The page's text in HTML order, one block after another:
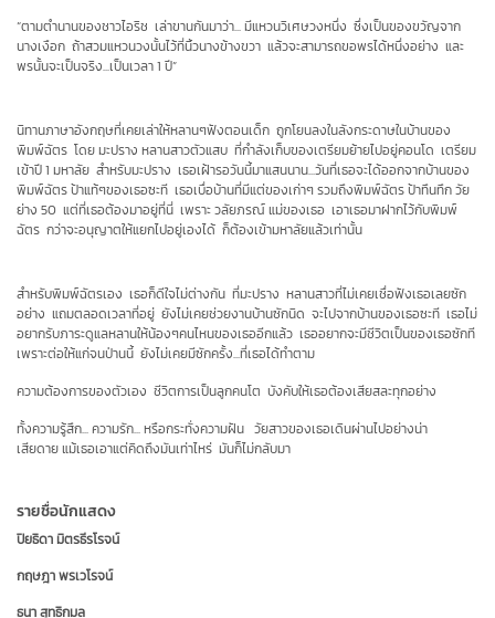
“ตามตำนานของชาวไอริช เล่าขานกันมาว่า... มีแหวนวิเศษวงหนึ่ง ซึ่งเป็นของขวัญจาก
นางเงือก ถ้าสวมแหวนวงนั้นไว้ที่นิ้วนางข้างขวา แล้วจะสามารถขอพรได้หนึ่งอย่าง และ
พรนั้นจะเป็นจริง...เป็นเวลา 1 ปี”
นิทานภาษาอังกฤษที่เคยเล่าให้หลานๆฟังตอนเด็ก ถูกโยนลงในลังกระดาษในบ้านของ
พิมพ์ฉัตร โดยมะปราง หลานสาวตัวแสบ ที่กำลังเก็บของเตรียมย้ายไปอยู่คอนโด เตรียม
เข้าปี 1 มหาลัย สำหรับมะปราง เธอเฝ้ารอวันนี้มาแสนนาน...วันที่เธอจะได้ออกจากบ้านของ
พิมพ์ฉัตร ป้าแท้ๆของเธอซะที เธอเบื่อบ้านที่มีแต่ของเก่าๆ รวมถึงพิมพ์ฉัตร ป้าทึนทึก วัย
ย่าง 50 แต่ที่เธอต้องมาอยู่ที่นี่ เพราะวลัยภรณ์แม่ของเธอ เอาเธอมาฝากไว้กับพิมพ์
ฉัตร กว่าจะอนุญาตให้แยกไปอยู่เองได้ ก็ต้องเข้ามหาลัยแล้วเท่านั้น
สำหรับพิมพ์ฉัตรเอง เธอก็ดีใจไม่ต่างกัน ที่มะปราง หลานสาวที่ไม่เคยเชื่อฟังเธอเลยซัก
อย่าง แถมตลอดเวลาที่อยู่ ยังไม่เคยช่วยงานบ้านซักนิด จะไปจากบ้านของเธอซะที เธอไม่
อยากรับภาระดูแลหลานให้น้องๆคนไหนของเธออีกแล้ว เธออยากจะมีชีวิตเป็นของเธอซักที
เพราะต่อให้แก่จนป่านนี้ ยังไม่เคยมีซักครั้ง...ที่เธอได้ทำตาม
ความต้องการของตัวเอง ชีวิตการเป็นลูกคนโต บังคับให้เธอต้องเสียสละทุกอย่าง
ทั้งความรู้สึก... ความรัก... หรือกระทั่งความฝัน วัยสาวของเธอเดินผ่านไปอย่างน่า
เสียดายแม้เธอเอาแต่คิดถึงมันเท่าไหร่ มันก็ไม่กลับมา
รายชื่อนักแสดง
ปิยธิดา มิตรธีรโรจน์
กฤษฎา พรเวโรจน์
ธนา สุทธิกมล